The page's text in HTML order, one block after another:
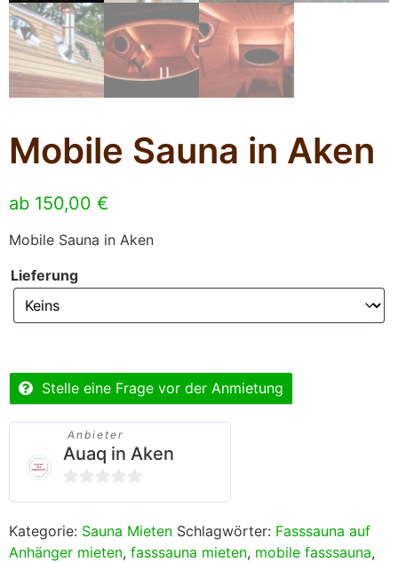
Mobile Sauna in Aken
ab 150,00 €
Mobile Sauna in Aken
Lieferung
Stelle eine Frage vor der Anmietung
Anbieter
Auaq in Aken
5
Kategorie: Sauna Mieten Schlagwörter: Fasssauna auf
Anhänger mieten, fasssauna mieten, mobile fasssauna,